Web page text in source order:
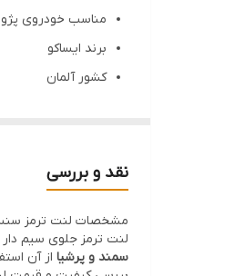
مناسب خودروی پژو 405، پرشیا، سمند
برند ایساکو
کشور آلمان
نقد و بررسی
مشخصات لنت ترمز سنسور دار پژو 405، پرشیا،
لنت ترمز جلوی سیم
سمند و پرشیا از آن